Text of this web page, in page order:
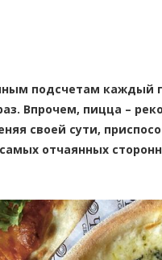
подсчетам каждый
Впрочем, пицца –
своей сути,
отчаянных